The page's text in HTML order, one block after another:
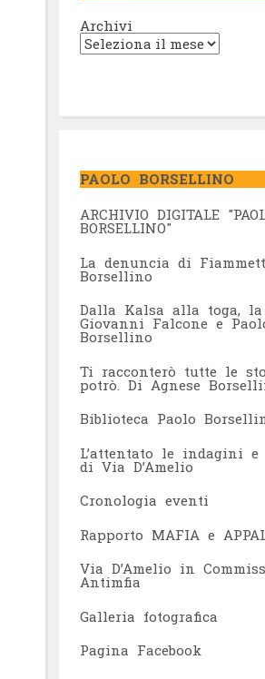
Archivi
PAOLO BORSELLINO
ARCHIVIO DIGITALE
BORSELLINO"
La denuncia di
Borsellino
Dalla Kalsa alla toga,
Giovanni Falcone e
Borsellino
Ti racconterò tutte le
potrò. Di Agnese
Biblioteca Paolo
L’attentato le indagini
di Via D’Amelio
Cronologia eventi
Rapporto MAFIA e
Via D’Amelio in
Antimfia
Galleria fotografica
Pagina Facebook